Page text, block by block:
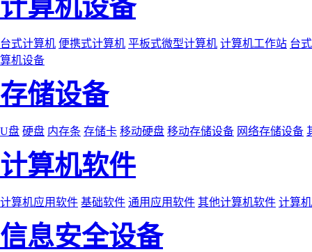
计算机设备
台式计算机 便携式计算机 平板式微型计算机 计算机工作站 台
算机设备
存储设备
U盘 硬盘 内存条 存储卡 移动硬盘 移动存储设备 网络存储设备
计算机软件
计算机应用软件 基础软件 通用应用软件 其他计算机软件 计算
信息安全设备